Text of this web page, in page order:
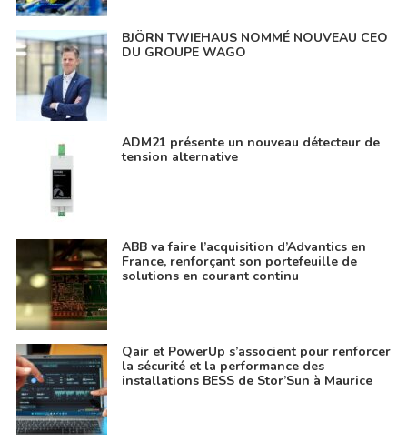
BJÖRN TWIEHAUS NOMMÉ NOUVEAU CEO
DU GROUPE WAGO
ADM21 présente un nouveau détecteur de
tension alternative
ABB va faire l’acquisition d’Advantics en
France, renforçant son portefeuille de
solutions en courant continu
Qair et PowerUp s’associent pour renforcer
la sécurité et la performance des
installations BESS de Stor’Sun à Maurice